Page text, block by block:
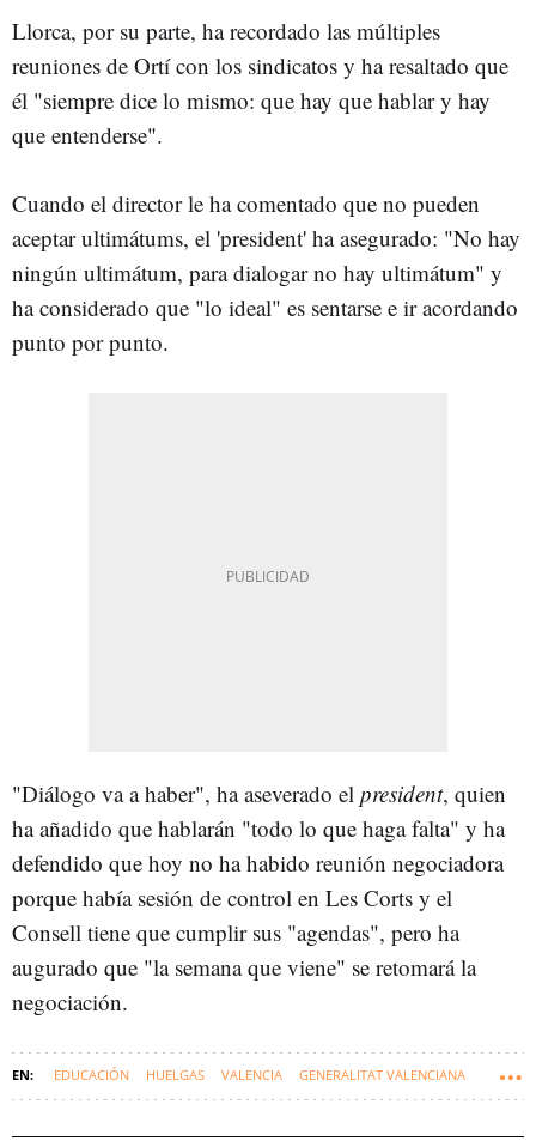
Llorca, por su parte, ha recordado las múltiples
reuniones de Ortí con los sindicatos y ha resaltado que
él "siempre dice lo mismo: que hay que hablar y hay
que entenderse".
Cuando el director le ha comentado que no pueden
aceptar ultimátums, el 'president' ha asegurado: "No hay
ningún ultimátum, para dialogar no hay ultimátum" y
ha considerado que "lo ideal" es sentarse e ir acordando
punto por punto.
"Diálogo va a haber", ha aseverado el president, quien
ha añadido que hablarán "todo lo que haga falta" y ha
defendido que hoy no ha habido reunión negociadora
porque había sesión de control en Les Corts y el
Consell tiene que cumplir sus "agendas", pero ha
augurado que "la semana que viene" se retomará la
negociación.
EDUCACIÓN HUELGAS VALENCIA GENERALITAT VALENCIANA